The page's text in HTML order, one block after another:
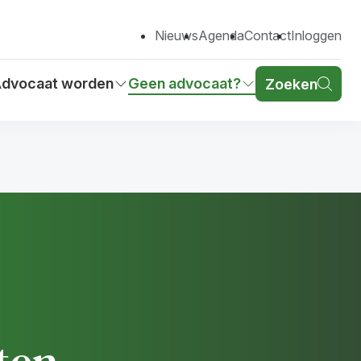
submenu voor
worden
Toon submenu voor
Geen advocaat? Zoeken
NieuwsAgendaContactInloggen